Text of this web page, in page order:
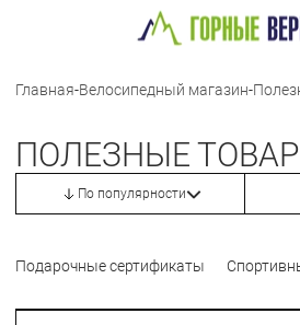
Главная-Велосипедный магазин-
ПОЛЕЗНЫЕ
По популярности
Подарочные сертификаты